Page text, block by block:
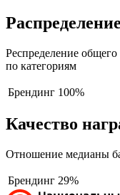
Респределение
по категориям
Брендинг 100%
Качество
Отношение медианы
Брендинг 29%